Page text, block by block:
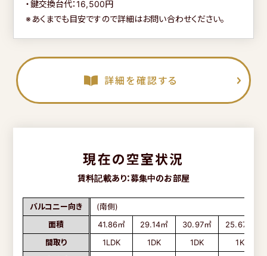
・鍵交換台代：16,500円
※あくまでも目安ですので詳細はお問い合わせください。
詳細を確認する
現在の空室状況
賃料記載あり：募集中のお部屋
バルコニー向き
(南側)
面積
41.86㎡ 29.14㎡ 30.97㎡
25.67㎡
間取り
1LDK 1DK 1DK
1K